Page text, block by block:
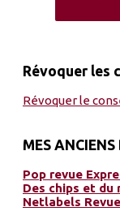
Révoquer les
Révoquer le
MES ANCIENS
Pop revue
Des chips et du
Netlabels Revue